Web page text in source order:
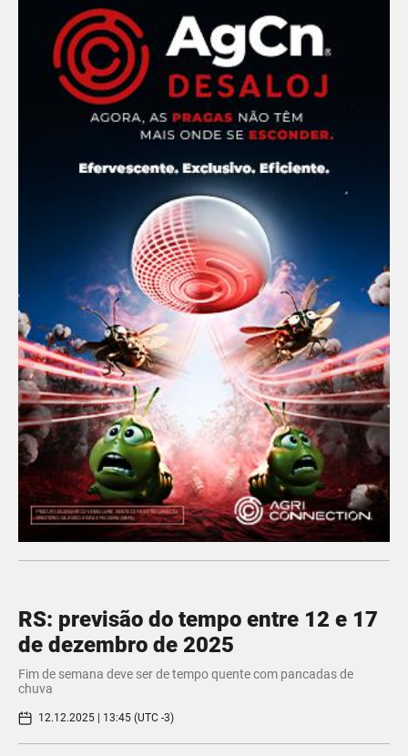
RS: previsão do tempo entre 12 e 17
de dezembro de 2025
Fim de semana deve ser de tempo quente com pancadas de
chuva
12.12.2025 | 13:45 (UTC -3)